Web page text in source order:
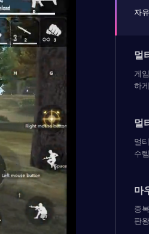
자
멀
게
하
멀
멀
수
마
중
판